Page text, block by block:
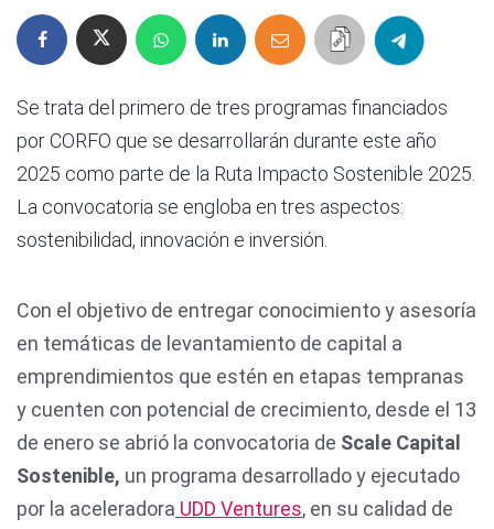
Se trata del primero de tres programas financiados
por CORFO que se desarrollarán durante este año
2025 como parte de la Ruta Impacto Sostenible 2025.
La convocatoria se engloba en tres aspectos:
sostenibilidad, innovación e inversión.
Con el objetivo de entregar conocimiento y asesoría
en temáticas de levantamiento de capital a
emprendimientos que estén en etapas tempranas
y cuenten con potencial de crecimiento, desde el 13
de enero se abrió la convocatoria de Scale Capital
Sostenible, un programa desarrollado y ejecutado
por la aceleradora UDD Ventures, en su calidad de